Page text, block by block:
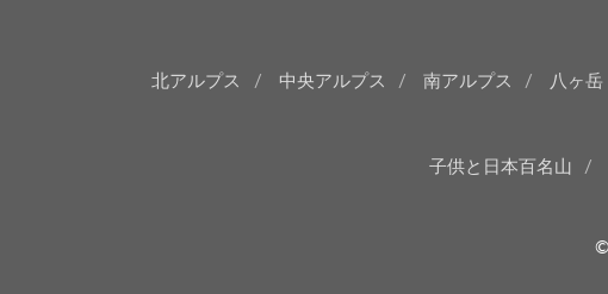
北アルプス
中央アルプス 南アルプス 八ヶ岳
子供と日本百名山